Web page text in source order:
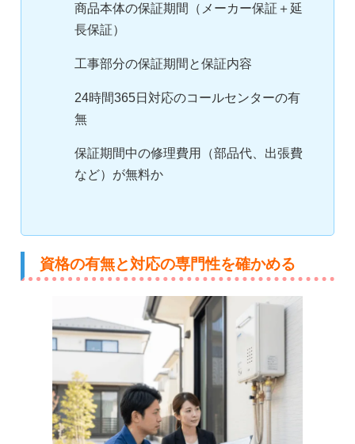
商品本体の保証期間（メーカー保証＋延
長保証）
工事部分の保証期間と保証内容
24時間365日対応のコールセンターの有
無
保証期間中の修理費用（部品代、出張費
など）が無料か
資格の有無と対応の専門性を確かめる